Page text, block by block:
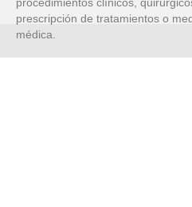
procedimientos clínicos,
prescripción de tratamientos o
médica.